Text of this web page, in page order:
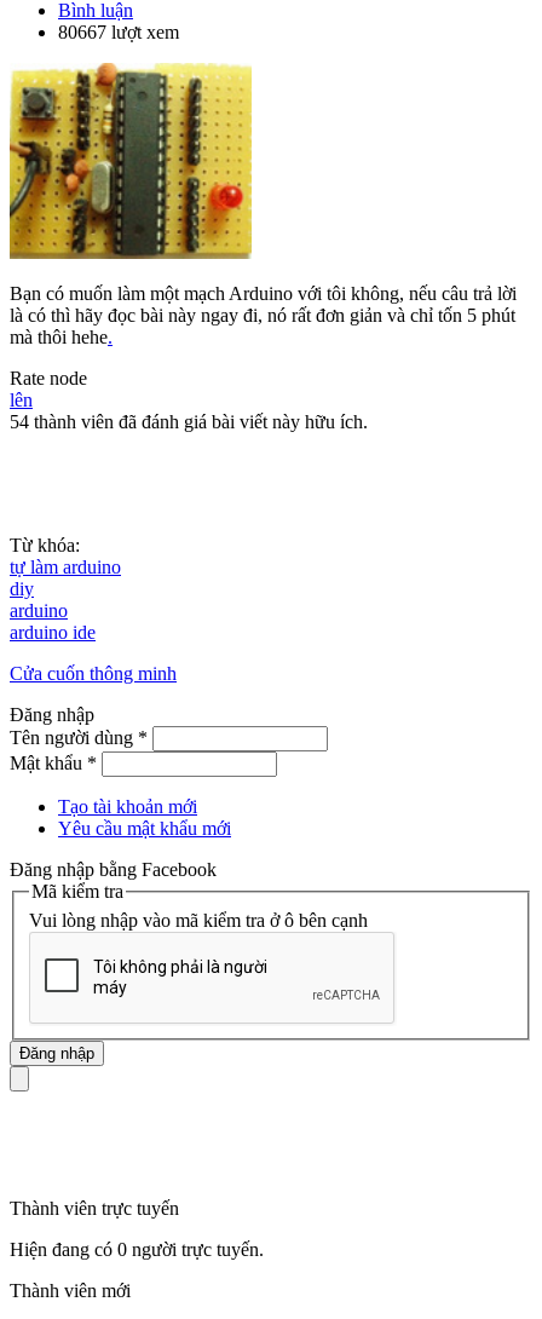
Bình luận
80667 lượt xem
Bạn có muốn làm một mạch Arduino với tôi không, nếu câu trả lời
là có thì hãy đọc bài này ngay đi, nó rất đơn giản và chỉ tốn 5 phút
mà thôi hehe.
Rate node
lên
54 thành viên đã đánh giá bài viết này hữu ích.
Từ khóa:
tự làm arduino
diy
arduino
arduino ide
Cửa cuốn thông minh
Đăng nhập
Tên người dùng *
Mật khẩu *
Tạo tài khoản mới
Yêu cầu mật khẩu mới
Đăng nhập bằng Facebook
Mã kiểm tra
Vui lòng nhập vào mã kiểm tra ở ô bên cạnh
Thành viên trực tuyến
Hiện đang có 0 người trực tuyến.
Thành viên mới